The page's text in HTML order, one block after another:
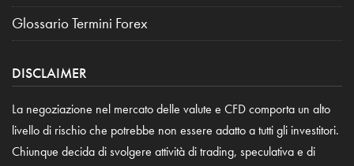
Glossario Termini Forex
DISCLAIMER
La negoziazione nel mercato delle valute e CFD comporta un alto
livello di rischio che potrebbe non essere adatto a tutti gli investitori.
Chiunque decida di svolgere attività di trading, speculativa e di